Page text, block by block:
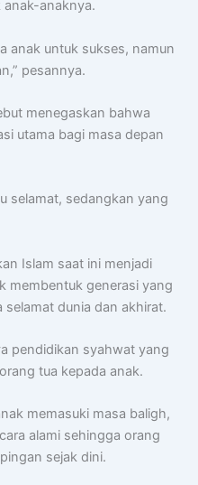
anaknya.
anak untuk sukses, namun
pesannya.
menegaskan bahwa
utama bagi masa depan
selamat, sedangkan yang
Islam saat ini menjadi
membentuk generasi yang
dunia dan akhirat.
pendidikan syahwat yang
tua kepada anak.
memasuki masa baligh,
alami sehingga orang
sejak dini.